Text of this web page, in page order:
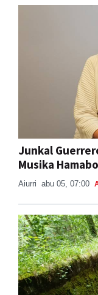
Junkal
Musika
Aiurri abu 05, 07:00